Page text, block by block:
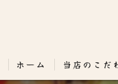
ホーム 当店のこだ